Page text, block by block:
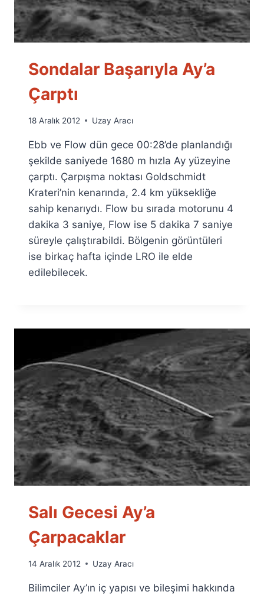
Sondalar Başarıyla Ay’a
Çarptı
By
Fuat
Özyar
18 Aralık 2012 Uzay Aracı
Ebb ve Flow dün gece 00:28’de planlandığı
şekilde saniyede 1680 m hızla Ay yüzeyine
çarptı. Çarpışma noktası Goldschmidt
Krateri’nin kenarında, 2.4 km yüksekliğe
sahip kenarıydı. Flow bu sırada motorunu 4
dakika 3 saniye, Flow ise 5 dakika 7 saniye
süreyle çalıştırabildi. Bölgenin görüntüleri
ise birkaç hafta içinde LRO ile elde
edilebilecek.
Salı Gecesi Ay’a
Çarpacaklar
By
Fuat
14 Aralık 2012 Uzay Aracı
Bilimciler Ay’ın iç yapısı ve bileşimi hakkında